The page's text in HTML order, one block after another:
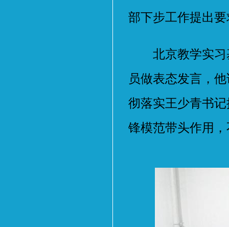
部下步工作提出
北京教学实习
员做表态发言，
彻落实王少青书
锋模范带头作用